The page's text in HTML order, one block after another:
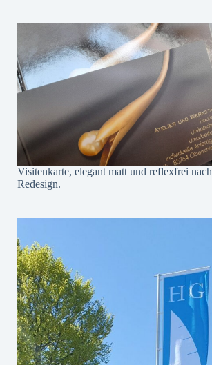
Visitenkarte, elegant matt und reflexfrei nach
Redesign.